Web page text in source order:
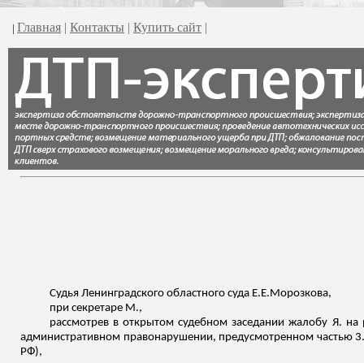
| Главная | Контакты | Купить сайт |
Судья Ленинградского областного суда Е.Е.Морозкова,
при секретаре М.,
рассмотрев в открытом судебном заседании жалобу Я.
административном правонарушении, предусмотренном частью
РФ),